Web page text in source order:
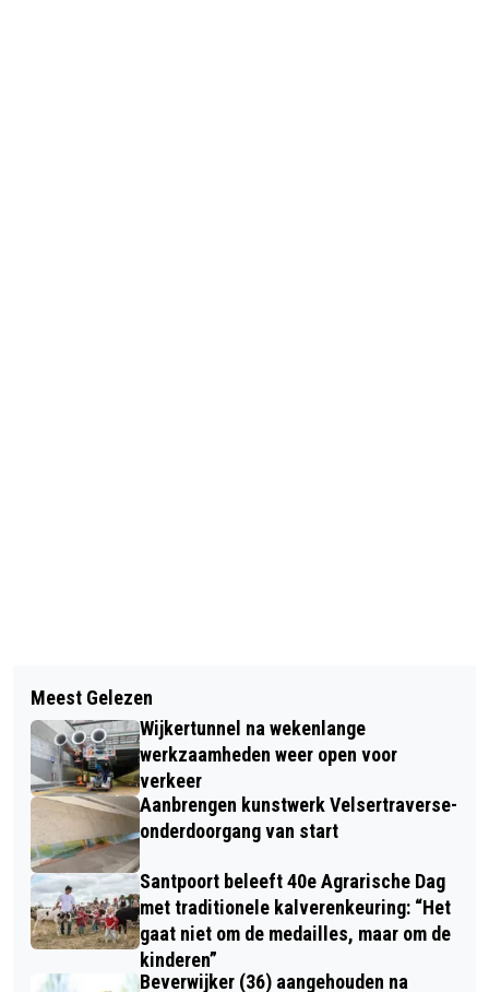
EEN GEZONDE WERKPLEK, YVETTE
SCHOORL WEET ER ALLES VAN!
MOONAGE DAYDREAM EN FIREHEART
IN FILMHUIS HEEMSKERK
Meest Gelezen
Wijkertunnel na wekenlange
werkzaamheden weer open voor
verkeer
Aanbrengen kunstwerk Velsertraverse-
onderdoorgang van start
Santpoort beleeft 40e Agrarische Dag
met traditionele kalverenkeuring: “Het
gaat niet om de medailles, maar om de
kinderen”
Beverwijker (36) aangehouden na